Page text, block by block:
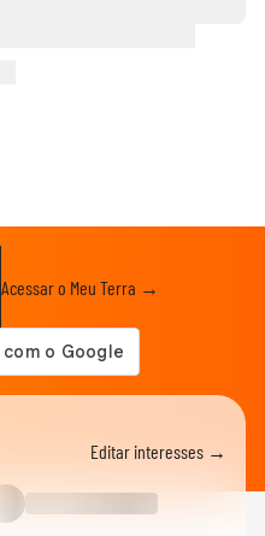
Acessar o Meu Terra →
Editar interesses →